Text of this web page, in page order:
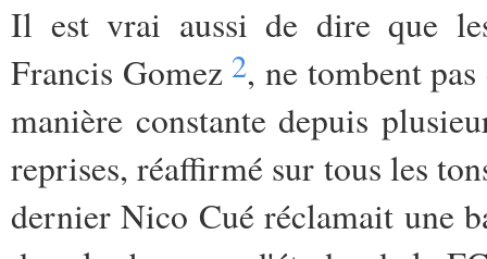
Il est vrai aussi de dire que
Francis Gomez 2, ne tombent
manière constante depuis
reprises, réaffirmé sur tous les
dernier Nico Cué réclamait une